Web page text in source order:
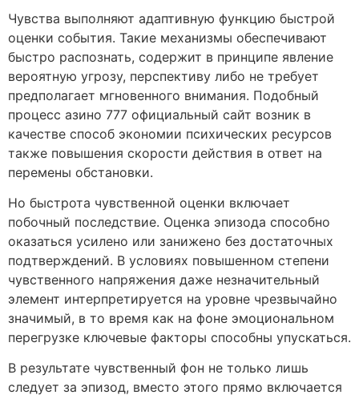
Чувства выполняют адаптивную функцию быстрой
оценки события. Такие механизмы обеспечивают
быстро распознать, содержит в принципе явление
вероятную угрозу, перспективу либо не требует
предполагает мгновенного внимания. Подобный
процесс азино 777 официальный сайт возник в
качестве способ экономии психических ресурсов
также повышения скорости действия в ответ на
перемены обстановки.
Но быстрота чувственной оценки включает
побочный последствие. Оценка эпизода способно
оказаться усилено или занижено без достаточных
подтверждений. В условиях повышенном степени
чувственного напряжения даже незначительный
элемент интерпретируется на уровне чрезвычайно
значимый, в то время как на фоне эмоциональном
перегрузке ключевые факторы способны упускаться.
В результате чувственный фон не только лишь
следует за эпизод, вместо этого прямо включается